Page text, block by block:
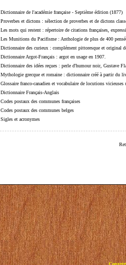
Dictionnaire de l'académie française - Septième édition (1877)
Proverbes et dictons : sélection de proverbes et de dictons
Les mots qui restent : répertoire de citations françaises,
Les Munitions du Pacifisme : Anthologie de plus de 400
Dictionnaire des curieux : complément pittoresque et original
Dictionnaire Argot-Français : argot en usage en 1907.
Dictionnaire des idées reçues : perle d'humour noir, Gustave
Mythologie grecque et romaine : dictionnaire créé à partir du
Glossaire franco-canadien et vocabulaire de locutions vicieuses
Dictionnaire Français-Anglais
Codes postaux des communes françaises
Codes postaux des communes belges
Sigles et acronymes